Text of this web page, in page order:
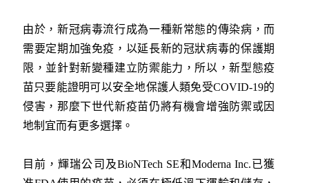
由於，新冠病毒流行成為一種新常態的傳染病，而
需要定期加強免疫，以延長新的冠狀病毒的保護期
限，並針對新變種建立防禦能力，所以，新型態疫
苗只要能證明可以安全地保護人類免受COVID-19的
侵害，那麼下世代新疫苗仍將有機會增強防禦或因
地制宜而有更多選擇。
目前，輝瑞公司及BioNTech SE和Moderna Inc.已獲